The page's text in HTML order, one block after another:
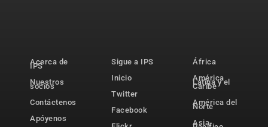
Acerca de
IPS
Nuestros
socios
Contáctenos
Apóyenos
Sigue a IPS
Inicio
Twitter
Facebook
África
América
Latina y el
Caribe
América del
Norte
Asia-